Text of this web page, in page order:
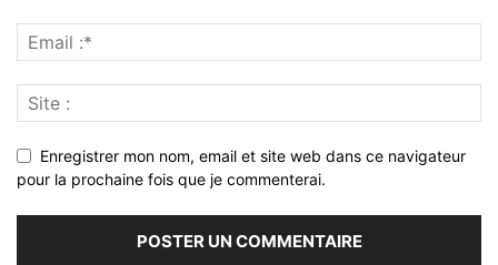
Enregistrer mon nom, email et site web dans ce navigateur
pour la prochaine fois que je commenterai.